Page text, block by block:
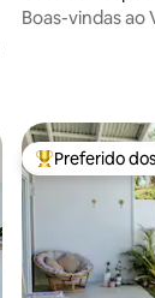
ffe
Boas-vindas ao
Entre os
Preferido